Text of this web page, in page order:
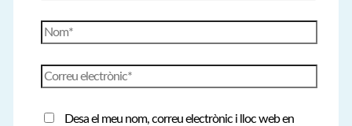
Nom*
Correu
electrònic*
Desa el meu nom, correu electrònic i lloc web en